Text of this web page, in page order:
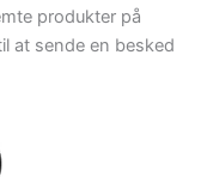
produkter på
at sende en besked